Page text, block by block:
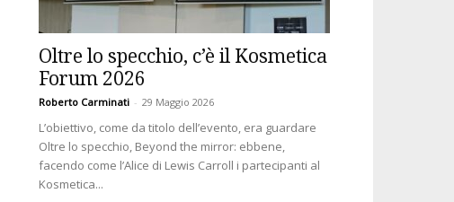
Oltre lo specchio, c’è il Kosmetica
Forum 2026
Roberto Carminati - 29 Maggio 2026
L’obiettivo, come da titolo dell’evento, era guardare
Oltre lo specchio, Beyond the mirror: ebbene,
facendo come l’Alice di Lewis Carroll i partecipanti al
Kosmetica...